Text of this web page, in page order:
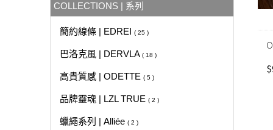
COLLECTIONS | 系列
簡約線條 | EDREI ( 25 )
巴洛克風 | DERVLA ( 18 )
高貴質感 | ODETTE ( 5 )
品牌靈魂 | LZL TRUE ( 2 )
蠟繩系列 | Alliée ( 2 )